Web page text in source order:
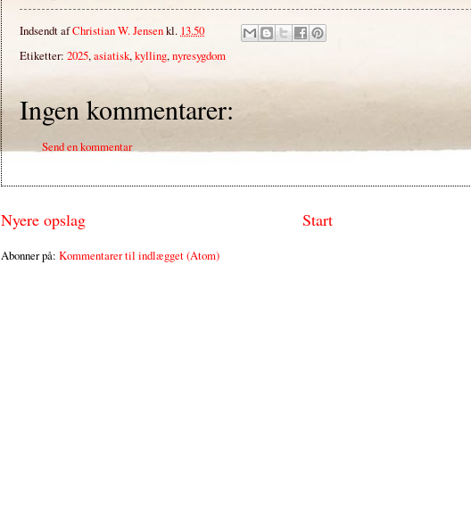
Indsendt afChristian W. Jensenkl. 13.50
Etiketter: 2025,asiatisk,kylling,nyresygdom
Ingen kommentarer:
Send en kommentar
Nyere opslag Start
Abonner på: Kommentarer til indlægget (Atom)